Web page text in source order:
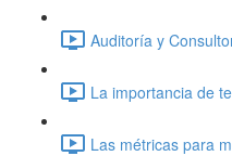
Auditoría y
La importancia de
Las métricas para